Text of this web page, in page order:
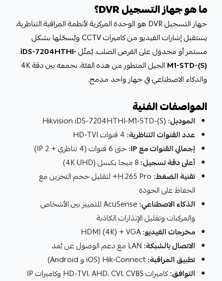
ما هو جهاز التسجيل DVR؟
جهاز التسجيل DVR هو الوحدة المركزية لأنظمة المراقبة التناظرية،
يستقبل إشارات الفيديو من كاميرات CCTV ويُسجّلها بشكل
مستمر أو مجدوَل على القرص الصلب. يُمثّلiDS-7204HTHI-
M1-STD-(S)
الجيل المتطور من هذه الفئة، بجمعه بين دقة 4K
والذكاء الاصطناعي في جهاز واحد مدمج.
المواصفات الفنية
الموديل:
عدد القنوات التناظرية:
إجمالي القنوات مع IP:
حتى 6 قنوات (4 تناظري + 2 IP)
أعلى دقة تسجيل:
تقنية الضغط:
H.265 Pro+ لتقليل حجم التخزين مع
الحفاظ على الجودة
الذكاء الاصطناعي:
AcuSense للتمييز بين الأشخاص
والمركبات وتقليل الإنذارات الكاذبة
مخرجات الفيديو:
الاتصال بالشبكة:
تطبيق المراقبة:Hik-Connect (iOS و Android)
التوافق:كاميرات HD-TVI، AHD، CVI، CVBS وكاميرات IP